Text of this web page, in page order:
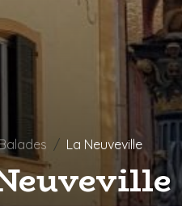
Balades La Neuveville